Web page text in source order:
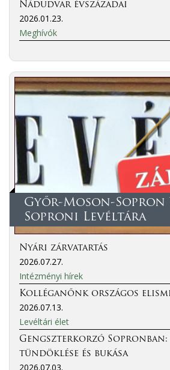
Nádudvar évszázadai
2026.01.23.
Meghívók
Győr-Moson-Sopron
Soproni Levéltára
Nyári zárvatartás
2026.07.27.
Intézményi hírek
Kolléganőnk országos
2026.07.13.
Levéltári élet
Gengszterkorzó Sopronban:
tündöklése és bukása
2026.07.03.